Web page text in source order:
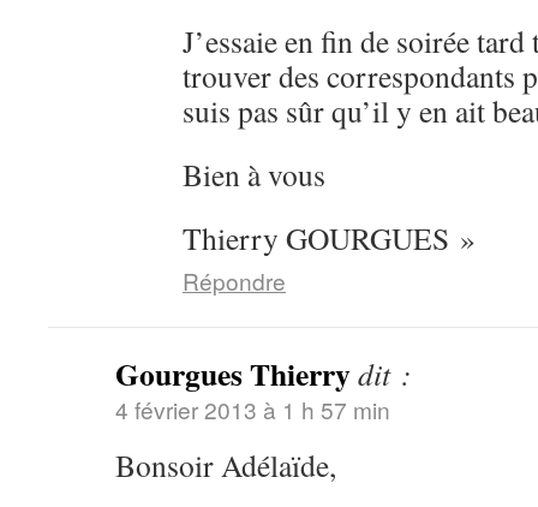
J’essaie en fin de soirée
trouver des correspondants
suis pas sûr qu’il y en ait
Bien à vous
Thierry GOURGUES »
Répondre
Gourgues Thierrydit :
4 février 2013 à 1 h 57 min
Bonsoir Adélaïde,